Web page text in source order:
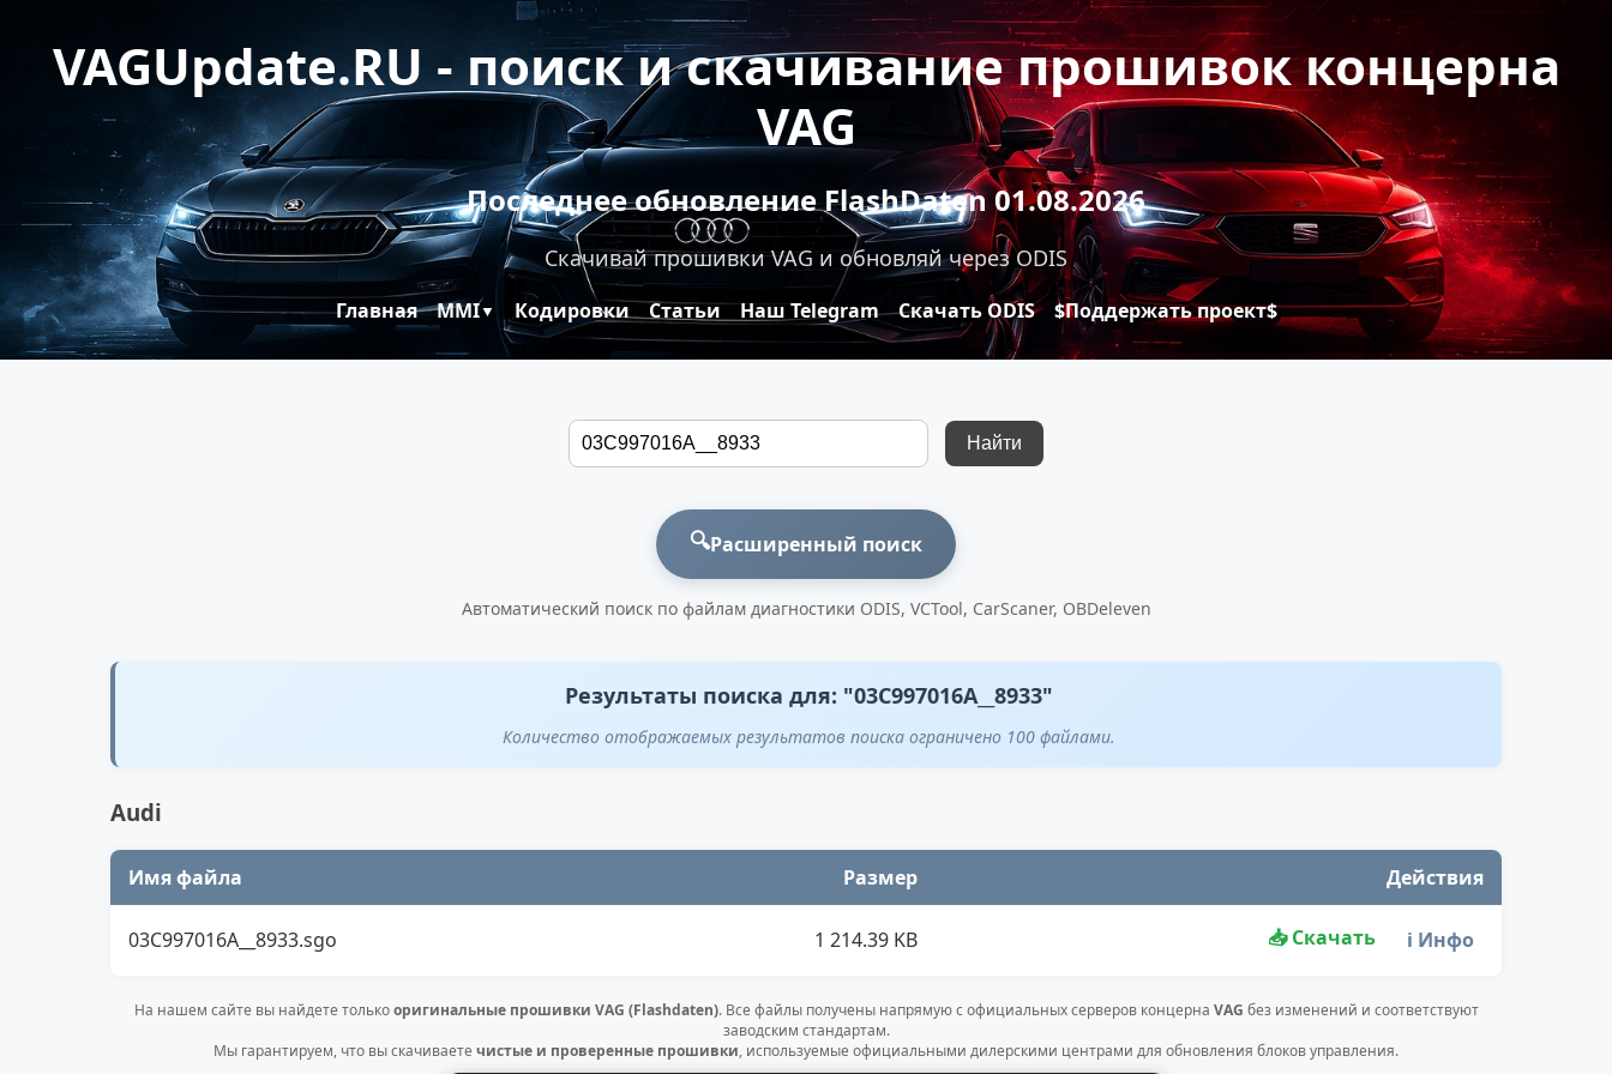
VAGUpdate.RU - поиск и скачивание прошивок концерна
VAG
Последнее обновление FlashDaten 01.08.2026
Скачивай прошивки VAG и обновляй через ODIS
Главная MMI▼ Кодировки Статьи Наш Telegram Скачать ODIS $Поддержать проект$
Найти
🔍Расширенный поиск
Автоматический поиск по файлам диагностики ODIS, VCTool, CarScaner, OBDeleven
Результаты поиска для: "03C997016A__8933"
Количество отображаемых результатов поиска ограничено 100 файлами.
Audi
Имя файла Размер Действия
03C997016A__8933.sgo 1 214.39 KB 📥 Скачать ℹ️ Инфо
На нашем сайте вы найдете толькооригинальные прошивки VAG (Flashdaten). Все файлы получены напрямую с официальных серверов концерна VAG без изменений и соответствуют
заводским стандартам.
Мы гарантируем, что вы скачиваете чистые и проверенные прошивки, используемые официальными дилерскими центрами для обновления блоков управления.